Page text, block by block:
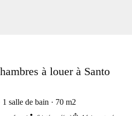
à louer à Santo
1 salle de bain 70 m2